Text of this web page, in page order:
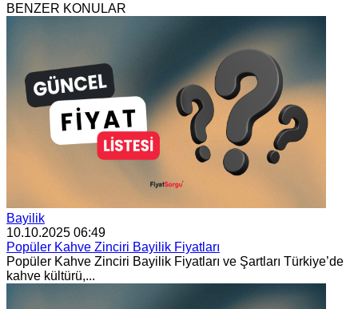
BENZER KONULAR
Bayilik
10.10.2025 06:49
Popüler Kahve Zinciri Bayilik Fiyatları
Popüler Kahve Zinciri Bayilik Fiyatları ve Şartları Türkiye’de
kahve kültürü,...